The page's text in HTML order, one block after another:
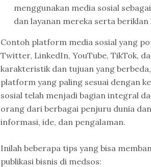
menggunakan media sosial
dan layanan mereka serta beriklan
Contoh platform media sosial yang
Twitter, LinkedIn, YouTube, TikTok,
karakteristik dan tujuan yang
platform yang paling sesuai dengan
sosial telah menjadi bagian integral
orang dari berbagai penjuru dunia
informasi, ide, dan pengalaman.
Inilah beberapa tips yang bisa
publikasi bisnis di medsos: